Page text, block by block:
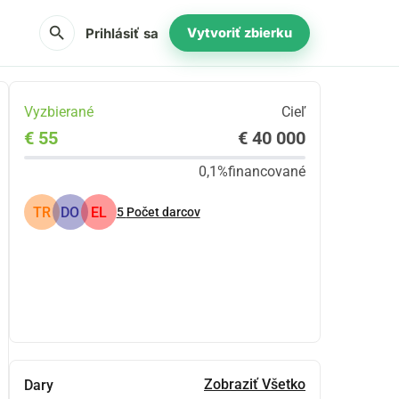
search Prihlásiť sa Vytvoriť zbierku
Vyzbierané Cieľ
€ 55 € 40 000
0,1%financované
TR DO EL 5 Počet darcov
Dary Zobraziť Všetko